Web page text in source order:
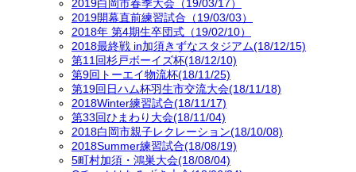
2019白岡市春季大会（19/03/17）
2019開幕直前練習試合（19/03/03）
2018年 第4期生卒団式（19/02/10）
2018最終戦 in加須きずなスタジアム(18/12/15)
第11回杉戸ボーイズ杯(18/12/10)
第9回トーエイ物流杯(18/11/25)
第19回日ハム杯羽生市交流大会(18/11/18)
2018Winter練習試合(18/11/17)
第33回ひまわり大会(18/11/04)
2018白岡市親子レクレーション(18/10/08)
2018Summer練習試合(18/08/19)
5町村加須・鴻巣大会(18/08/04)